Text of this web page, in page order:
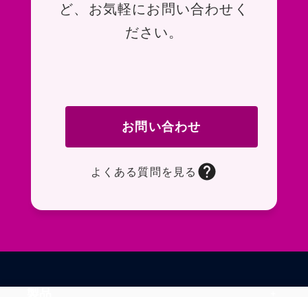
ど、お気軽にお問い合わせく
ださい。
お問い合わせ
よくある質問を見る